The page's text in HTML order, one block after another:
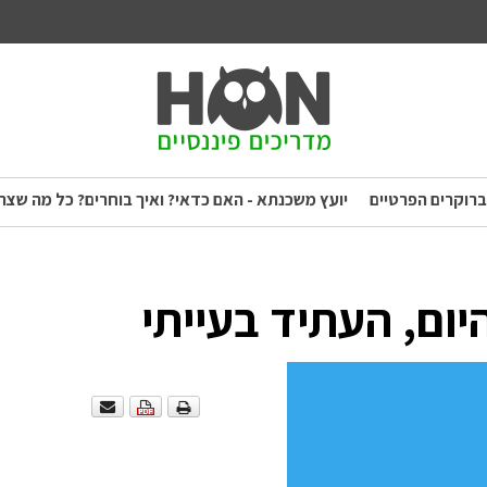
הפרטיים יועץ משכנתא - האם כדאי? ואיך בוחרים? כל מה
העתיד בעייתי